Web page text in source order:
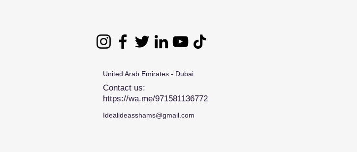
United Arab Emirates - Dubai
Contact us:
https://wa.me/971581136772
Idealideasshams@gmail.com